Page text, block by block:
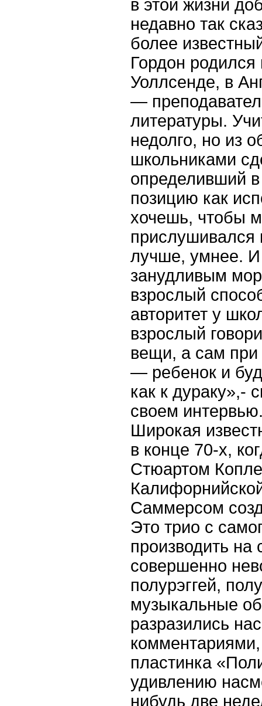
в этой жизни
недавно так
более
Гордон родился
Уоллсенде, в
—
литературы.
недолго, но из
школьниками
определивший
позицию как
хочешь, чтобы
прислушивался
лучше, умнее.
занудливым
взрослый
авторитет у
взрослый
вещи, а сам при
— ребенок и
как к дураку»,-
своем
Широкая
в конце 70-х,
Стюартом
Саммерсом
Это трио с
производить на
совершенно
полурэггей,
музыкальные
разразились
пластинка
удивлению
нибудь две